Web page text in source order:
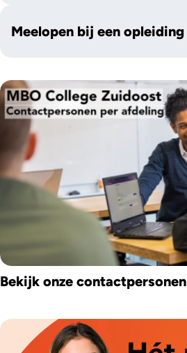
Meelopen bij een opleiding
Bekijk onze contactpersonen